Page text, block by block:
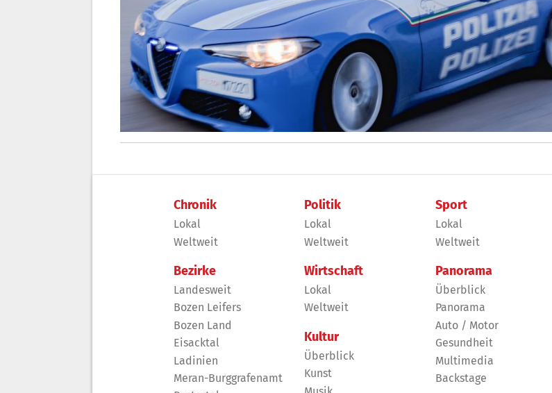
Chronik
Lokal
Weltweit
Bezirke
Landesweit
Bozen Leifers
Bozen Land
Eisacktal
Ladinien
Meran-Burggrafenamt
Politik
Lokal
Weltweit
Wirtschaft
Lokal
Weltweit
Kultur
Überblick
Kunst
Sport
Lokal
Weltweit
Panorama
Überblick
Panorama
Auto / Motor
Gesundheit
Multimedia
Backstage